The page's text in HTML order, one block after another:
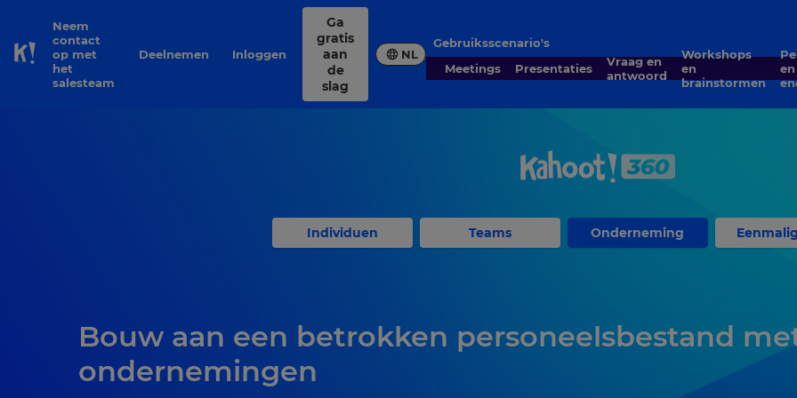
Skip to Page content
Neem
contact
op met
het
salesteam
Deelnemen Inloggen
Ga
gratis
aan
de
slag
NL
Gebruiksscenario's
Meetings
Presentaties
Vraag en
antwoord
Workshops
en
brainstormen
Peilingen
en
Individuen Teams Onderneming
Bouw aan een betrokken personeelsbestand
ondernemingen